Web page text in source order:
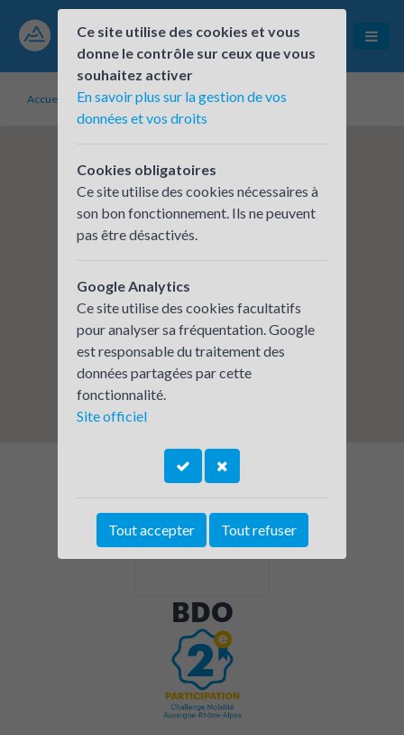
Accueil Établissements inscrits BDO
BDO
Ce site utilise des cookies et vous
donne le contrôle sur ceux que vous
souhaitez activer
En savoir plus sur la gestion de vos
données et vos droits
Cookies obligatoires
Ce site utilise des cookies nécessaires à
son bon fonctionnement. Ils ne peuvent
pas être désactivés.
Google Analytics
Ce site utilise des cookies facultatifs
pour analyser sa fréquentation. Google
est responsable du traitement des
données partagées par cette
fonctionnalité.
Site officiel
Tout accepter Tout refuser